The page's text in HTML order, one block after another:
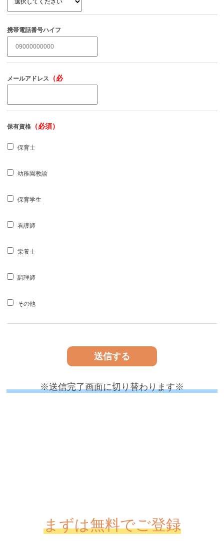
携帯電話番号ハイフ
ンなし（必須）
メールアドレス （必
保有資格（必須）
保育士
幼稚園教諭
保育学生
看護師
栄養士
調理師
その他
※送信完了画面に切り替わります※
まずは無料でご登録